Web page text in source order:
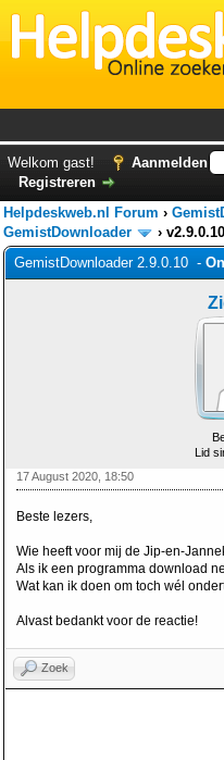
Welkom gast!
Aanmelden
Registreren
Helpdeskweb.nl Forum ›
GemistDownloader
›
GemistDownloader 2.9.0.10 -
Lid
17 August 2020, 18:50
Beste lezers,
Wie heeft voor mij de Jip-en-
Als ik een programma download
Wat kan ik doen om toch wél
Alvast bedankt voor de reactie!
Zoek